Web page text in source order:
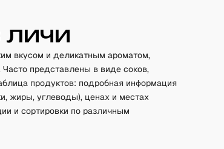
вкусом и деликатным ароматом,
представлены в виде соков,
продуктов: подробная информация
жиры, углеводы), ценах и местах
и сортировки по различным